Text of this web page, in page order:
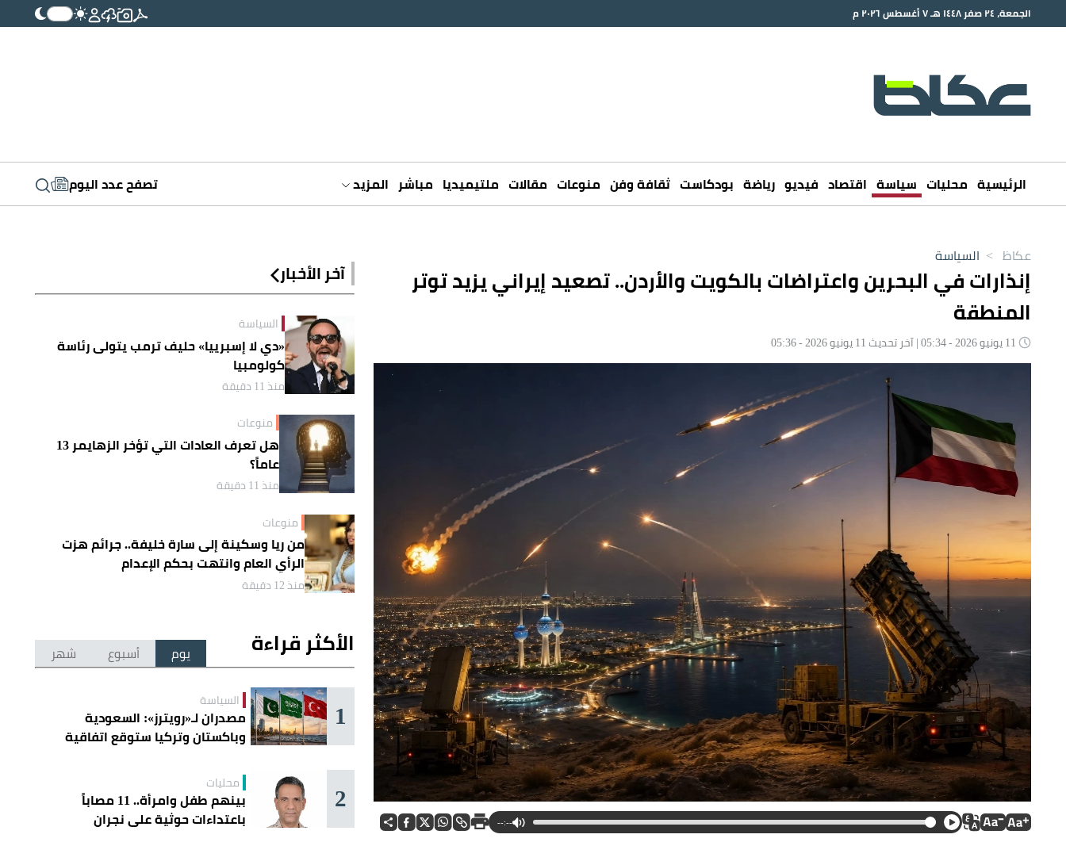
الجمعة، ٢٤ صفر ١٤٤٨ هـ ٧ أغسطس ٢٠٢٦ م
الرئيسية محليات سياسة اقتصاد فيديو رياضة بودكاست ثقافة وفن منوعات مقالات ملتيميديا مباشر المزيد تصفح عدد اليوم
عكاظ > السياسة
إنذارات في البحرين واعتراضات بالكويت والأردن.. تصعيد إيراني يزيد توتر
المنطقة
--:--
آخر الأخبار
السياسة
«دي لا إسبرييا» حليف ترمب يتولى رئاسة
كولومبيا
منذ 11 دقيقة
منوعات
هل تعرف العادات التي تؤخر الزهايمر 13
عاماً؟
منذ 11 دقيقة
منوعات
من ريا وسكينة إلى سارة خليفة.. جرائم هزت
الرأي العام وانتهت بحكم الإعدام
منذ 12 دقيقة
الأكثر قراءة يوم أسبوع شهر
1 السياسة
مصدران لـ«رويترز»: السعودية
وباكستان وتركيا ستوقع اتفاقية
2 محليات
بينهم طفل وامرأة.. 11 مصاباً
باعتداءات حوثية على نجران